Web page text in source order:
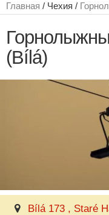
Главная / Чехия /
(Bílá)
Bílá 173 , Staré